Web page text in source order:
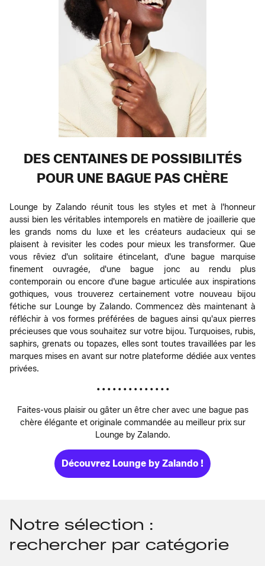
DES CENTAINES DE POSSIBILITÉS
POUR UNE BAGUE PAS CHÈRE
Lounge by Zalando réunit tous les styles et met à l'honneur
aussi bien les véritables intemporels en matière de joaillerie que
les grands noms du luxe et les créateurs audacieux qui se
plaisent à revisiter les codes pour mieux les transformer. Que
vous rêviez d'un solitaire étincelant, d'une bague marquise
finement ouvragée, d'une bague jonc au rendu plus
contemporain ou encore d'une bague articulée aux inspirations
gothiques, vous trouverez certainement votre nouveau bijou
fétiche sur Lounge by Zalando. Commencez dès maintenant à
réfléchir à vos formes préférées de bagues ainsi qu'aux pierres
précieuses que vous souhaitez sur votre bijou. Turquoises, rubis,
saphirs, grenats ou topazes, elles sont toutes travaillées par les
marques mises en avant sur notre plateforme dédiée aux ventes
privées.
• • • • • • • • • • • • • •
Faites-vous plaisir ou gâter un être cher avec une bague pas
chère élégante et originale commandée au meilleur prix sur
Lounge by Zalando.
Découvrez Lounge by Zalando !
Notre sélection :
rechercher par catégorie